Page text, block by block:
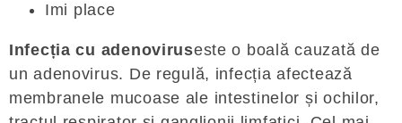
Imi place
Infecția cu adenoviruseste o boală cauzată de
un adenovirus. De regulă, infecția afectează
membranele mucoase ale intestinelor și ochilor,